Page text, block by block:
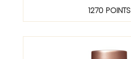
1270 POINTS